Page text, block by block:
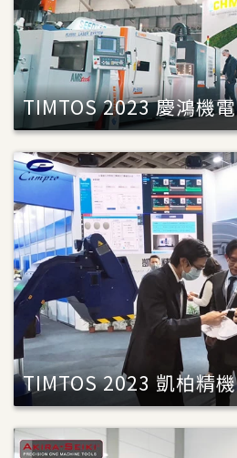
TIMTOS 2023 慶鴻機電
TIMTOS 2023 凱柏精機